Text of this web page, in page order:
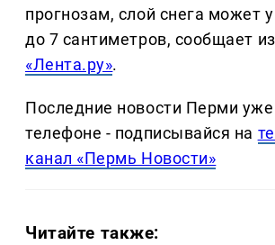
прогнозам, слой снега может
до 7 сантиметров, сообщает
«Лента.ру».
Последние новости Перми
телефоне - подписывайся на
канал «Пермь Новости»
Читайте также: